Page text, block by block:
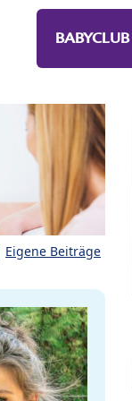
BABYCLUB
Eigene Beiträge